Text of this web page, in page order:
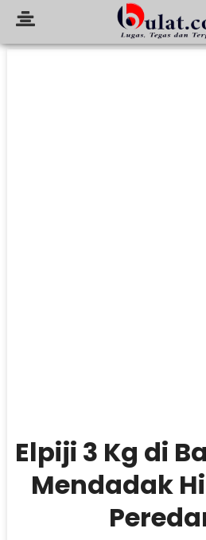
Elpiji 3 Kg di
Mendadak